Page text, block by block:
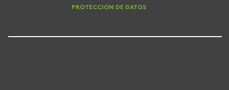
PROTECCIÓN DE DATOS